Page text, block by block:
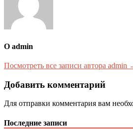
О admin
Посмотреть все записи автора admin
Добавить комментарий
Для отправки комментария вам
Последние записи